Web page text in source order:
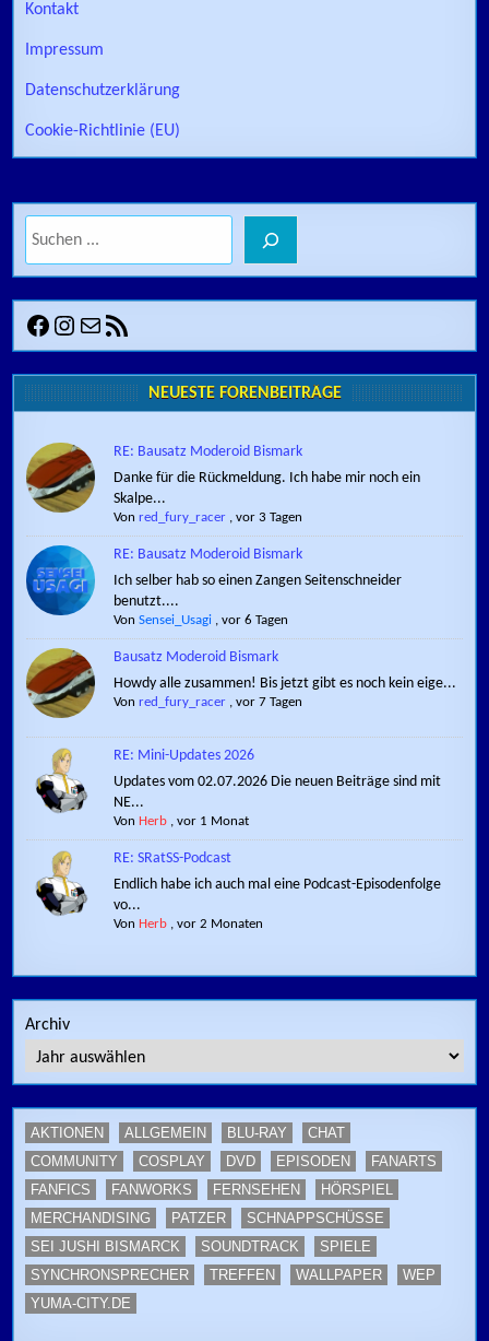
Kontakt
Impressum
Datenschutzerklärung
Cookie-Richtlinie (EU)
Facebook
Instagram
E-MailRSS-Feed
NEUESTE FORENBEITRÄGE
RE: Bausatz Moderoid Bismark
Danke für die Rückmeldung. Ich habe mir noch ein
Skalpe...
Vonred_fury_racer ,vor 3 Tagen
RE: Bausatz Moderoid Bismark
Ich selber hab so einen Zangen Seitenschneider
benutzt....
VonSensei_Usagi ,vor 6 Tagen
Bausatz Moderoid Bismark
Howdy alle zusammen! Bis jetzt gibt es noch kein eige...
Vonred_fury_racer ,vor 7 Tagen
RE: Mini-Updates 2026
Updates vom 02.07.2026 Die neuen Beiträge sind mit
NE...
Von Herb ,vor 1 Monat
RE: SRatSS-Podcast
Endlich habe ich auch mal eine Podcast-Episodenfolge
vo...
Von Herb ,vor 2 Monaten
Archiv
AKTIONEN ALLGEMEIN BLU-RAY
CHAT
COMMUNITY
COSPLAY DVD EPISODEN
FANARTS
FANFICS
FANWORKS FERNSEHEN
HÖRSPIEL
MERCHANDISING
PATZER
SCHNAPPSCHÜSSE
SEI JUSHI BISMARCK
SOUNDTRACK
SPIELE
SYNCHRONSPRECHER
TREFFEN WALLPAPER
WEP
YUMA-CITY.DE